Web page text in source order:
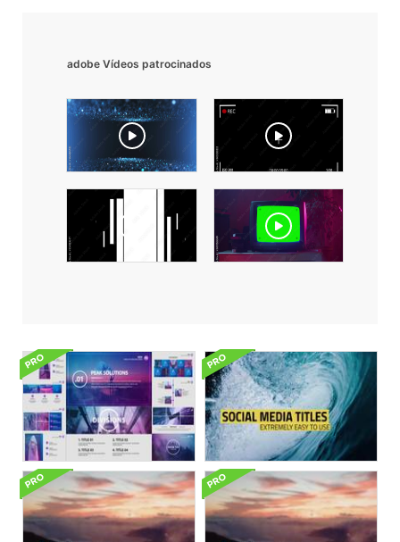
adobe Vídeos patrocinados